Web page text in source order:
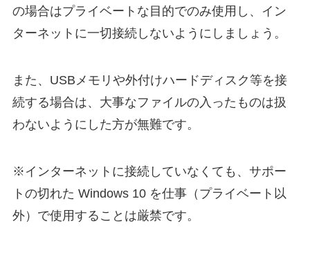
の場合はプライベートな目的でのみ使用し、イン
ターネットに一切接続しないようにしましょう。
また、USBメモリや外付けハードディスク等を接
続する場合は、大事なファイルの入ったものは扱
わないようにした方が無難です。
※インターネットに接続していなくても、サポー
トの切れた Windows 10 を仕事（プライベート以
外）で使用することは厳禁です。